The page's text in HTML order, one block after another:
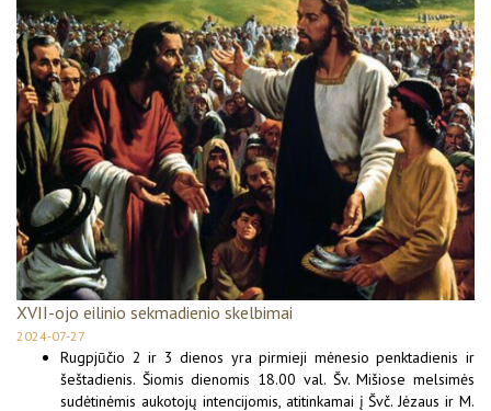
XVII-ojo eilinio sekmadienio skelbimai
2024-07-27
Rugpjūčio 2 ir 3 dienos yra pirmieji mėnesio penktadienis ir
šeštadienis. Šiomis dienomis 18.00 val. Šv. Mišiose melsimės
sudėtinėmis aukotojų intencijomis, atitinkamai į Švč. Jėzaus ir M.